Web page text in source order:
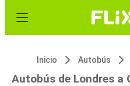
Inicio Autobús
Autobús de Londres a